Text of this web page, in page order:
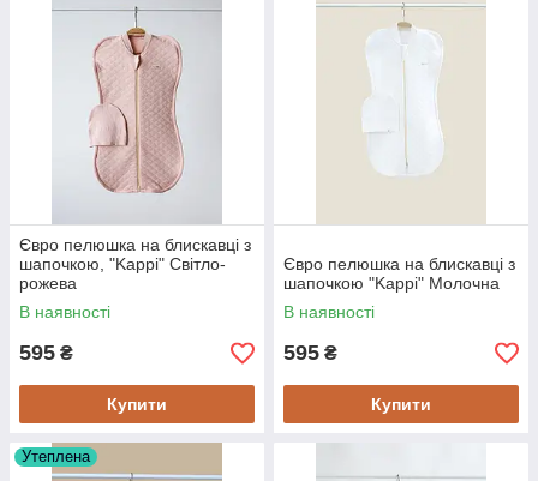
Євро пелюшка на блискавці з
шапочкою, "Kappi" Світло-
рожева
В наявності
595 ₴
Купити
Євро пелюшка на блискавці з
шапочкою "Kappi" Молочна
В наявності
595 ₴
Купити
Утеплена